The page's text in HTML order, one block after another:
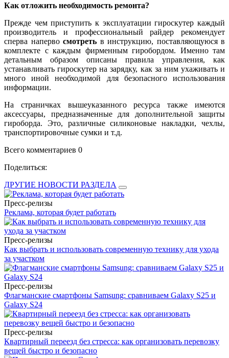
Как отложить необходимость ремонта?
Прежде чем приступить к эксплуатации гироскутер каждый
производитель и профессиональный райдер рекомендует
сперва наперво смотреть в инструкцию, поставляющуюся в
комплекте с каждым фирменным гиробордом. Именно там
детальным образом описаны правила управления, как
устанавливать гироскутер на зарядку, как за ним ухаживать и
много иной необходимой для безопасного использования
информации.
На страничках вышеуказанного ресурса также имеются
аксессуары, предназначенные для дополнительной защиты
гироборда. Это, различные силиконовые накладки, чехлы,
транспортировочные сумки и т.д.
Всего комментариев 0
Поделиться:
ДРУГИЕ НОВОСТИ РАЗДЕЛА
Пресс-релизы
Реклама, которая будет работать
Пресс-релизы
Как выбрать и использовать современную технику для ухода
за участком
Пресс-релизы
Флагманские смартфоны Samsung: сравниваем Galaxy S25 и
Galaxy S24
Пресс-релизы
Квартирный переезд без стресса: как организовать перевозку
вещей быстро и безопасно